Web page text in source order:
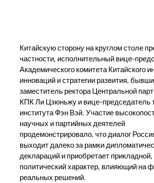
Китайскую сторону на круглом столе
частности, исполнительный вице-
Академического комитета Китайского
инноваций и стратегии развития,
заместитель ректора Центральной
КПК Ли Цзюньжу и вице-председатель
института Фэн Вэй. Участие
научных и партийных деятелей
продемонстрировало, что диалог
выходит далеко за рамки
деклараций и приобретает
политический характер, влияющий на
реальных решений.